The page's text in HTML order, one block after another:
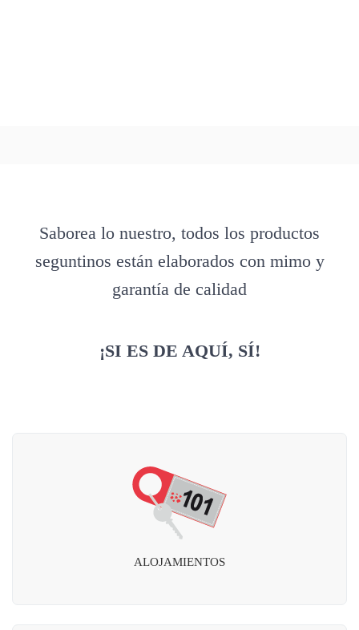
Saborea lo nuestro, todos los productos
seguntinos están elaborados con mimo y
garantía de calidad
¡SI ES DE AQUÍ, SÍ!
ALOJAMIENTOS